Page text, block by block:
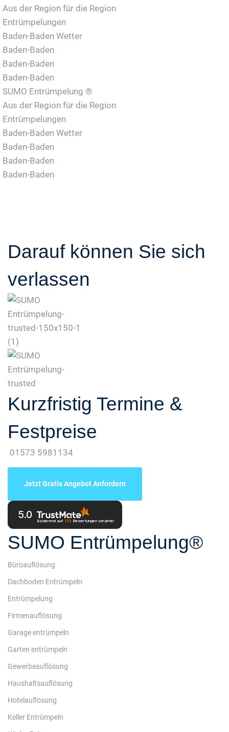
Aus der Region für die Region
Entrümpelungen
Baden-Baden Wetter
Baden-Baden
Baden-Baden
Baden-Baden
SUMO Entrümpelung ®
Aus der Region für die Region
Entrümpelungen
Baden-Baden Wetter
Baden-Baden
Baden-Baden
Baden-Baden
Darauf können Sie sich
verlassen
Kurzfristig Termine &
Festpreise
01573 5981134
Jetzt Gratis Angebot Anfordern
5.0
Basierend auf 133 Bewertungen von jeher
SUMO Entrümpelung®
Büroauflösung
Dachboden Entrümpeln
Entrümpelung
Firmenauflösung
Garage entrümpeln
Garten entrümpeln
Gewerbeauflösung
Haushaltsauflösung
Hotelauflösung
Keller Entrümpeln